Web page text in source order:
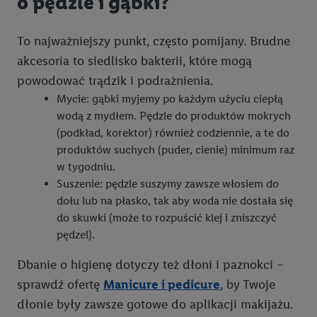
To najważniejszy punkt, często pomijany. Brudne
akcesoria to siedlisko bakterii, które mogą
powodować trądzik i podrażnienia.
Mycie: gąbki myjemy po każdym użyciu ciepłą
wodą z mydłem. Pędzle do produktów mokrych
(podkład, korektor) również codziennie, a te do
produktów suchych (puder, cienie) minimum raz
w tygodniu.
Suszenie: pędzle suszymy zawsze włosiem do
dołu lub na płasko, tak aby woda nie dostała się
do skuwki (może to rozpuścić klej i zniszczyć
pędzel).
Dbanie o higienę dotyczy też dłoni i paznokci –
sprawdź ofertę Manicure i pedicure, by Twoje
dłonie były zawsze gotowe do aplikacji makijażu.
niezależny administrator danych .
Tworzenie spersonalizowanych reklam opiera się na
generowaniu profili, które są również wzbogacane o dane z
innych usług. Obejmuje to łączenie danych (np. dotyczących
korzystania z usług Lidl, zachowań zakupowych w usługach
Lidl, informacji z konta klienta - np. wieku lub płci - a także
dokładnych danych dotyczących lokalizacji), również przez
różne urządzenia końcowe i usługi Lidl, w tym
przechowywanie lub uzyskiwanie dostępu do informacji na
urządzeniach końcowych w celu tworzenia grup docelowych
(tzw. segmentów). W związku z personalizacją treści
marketingowych, przetwarzanie odbywa się również w celu
pomiaru wydajności/skuteczności reklamy, badania grup
bezpieczeństwa technicznego i optymalizacji wyświetlania
konkretnych treści.
Jeśli użytkownik wyrazi zgodę w tym miejscu, a następnie